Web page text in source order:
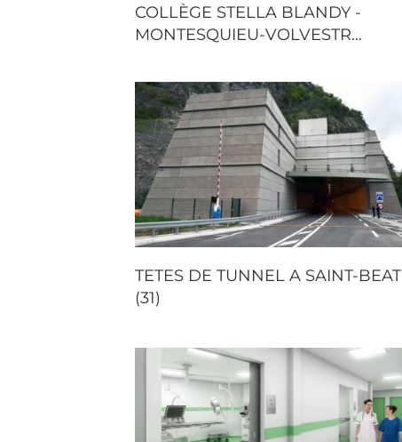
COLLÈGE STELLA BLANDY -
MONTESQUIEU-VOLVESTR…
TETES DE TUNNEL A SAINT-BEAT
(31)